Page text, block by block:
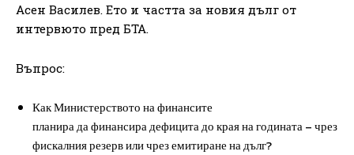
Асен Василев. Ето и частта за новия дълг от
интервюто пред БТА.
Въпрос:
Как Министерството на финансите
планира да финансира дефицита до края на годината – чрез
фискалния резерв или чрез емитиране на дълг?